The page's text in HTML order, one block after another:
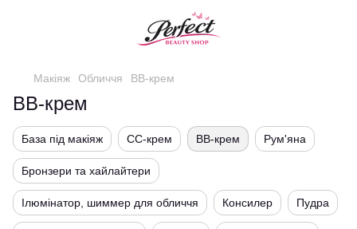
Макіяж Обличчя BB-крем
BB-крем
База під макіяж СС-крем BB-крем Рум'яна
Бронзери та хайлайтери
Ілюмінатор, шиммер для обличчя Консилер Пудра